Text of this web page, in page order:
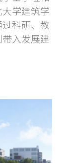
学建筑学
科研、教
入发展建